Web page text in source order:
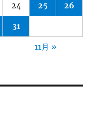
24 25 26
31
11月 »